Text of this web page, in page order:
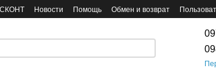
Новости Помощь Обмен и возврат